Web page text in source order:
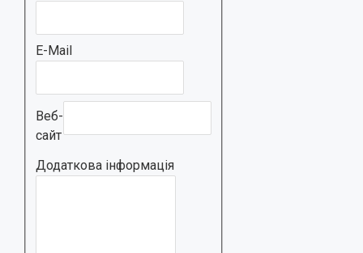
E-Mail
Веб-
сайт
Додаткова інформація